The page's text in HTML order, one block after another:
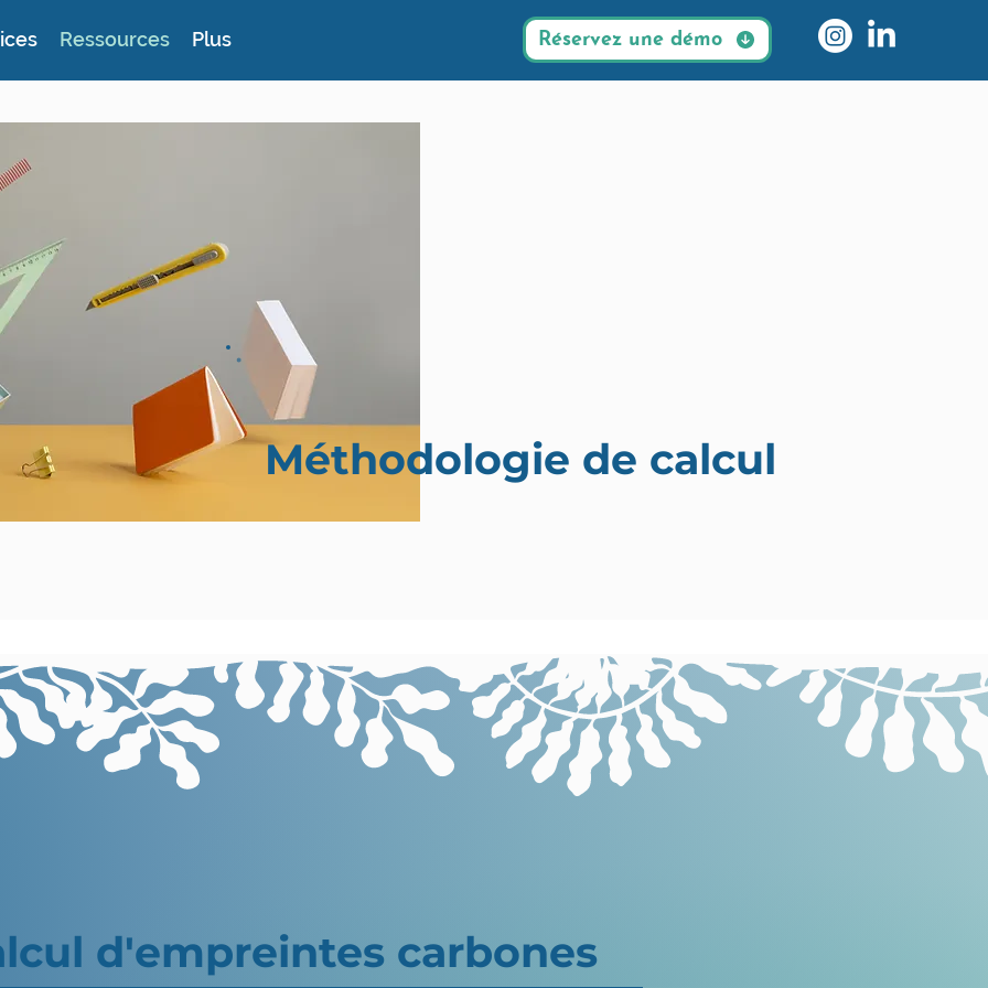
Ressources Plus Réservez une démo
Méthodologie de calcul
d'empreintes carbones